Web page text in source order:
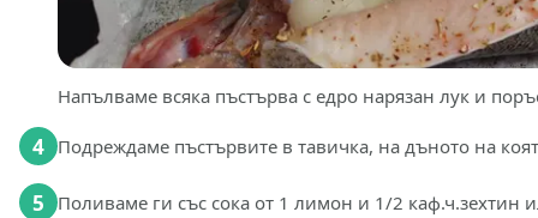
Напълваме всяка пъстърва с едро нарязан лук и
4 Подреждаме пъстървите в тавичка, на дъното на
5 Поливаме ги със сока от 1 лимон и 1/2 каф.ч.зехтин